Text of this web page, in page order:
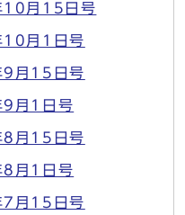
10月15日号
月1日号
月15日号
月1日号
月15日号
月1日号
月15日号